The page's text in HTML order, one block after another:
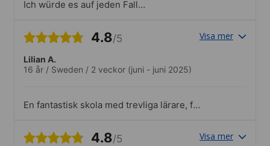
Ich würde es auf jeden Fall
ich dachte es gäbe eine Küche zur freien
auch etwas falsch verstanden 🤷🏼‍♀️.Die
Angebote waren sehr gut organisiert, das
4.8/5 Visa mer
Lilian A.
16 år / Sweden / 2 veckor (juni - juni 2025)
En fantastisk skola med trevliga lärare, fin
stränder och till centrum. Det fanns även
4.8/5 Visa mer